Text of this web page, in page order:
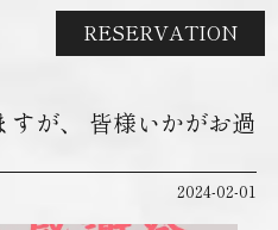
RESERVATION
すが、 皆様いかがお過
2024-02-01